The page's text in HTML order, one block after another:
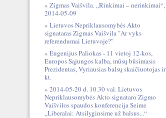
Zigmas Vaišvila. „Rinkimai – nerinkimai“,
2014-05-09
Lietuvos Nepriklausomybės Akto
signataras Zigmas Vaišvila "Ar vyks
referendumai Lietuvoje?"
Eugenijus Paliokas - 11 vietoj 12-kos,
Europos Sąjungos kalba, mūsų būsimasis
Prezidentas, Vyriausias balsų skaičiuotojas ir
kt.
2014-05-20 d. 10.30 val. Lietuvos
Nepriklausomybės Akto signataro Zigmo
Vaišvilos spaudos konferencija Seime
„Liberalai: Atsilyginsime už balsus...“